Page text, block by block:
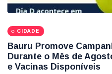
CIDADE
Bauru Promove
Durante o Mês de
e Vacinas Disponíveis